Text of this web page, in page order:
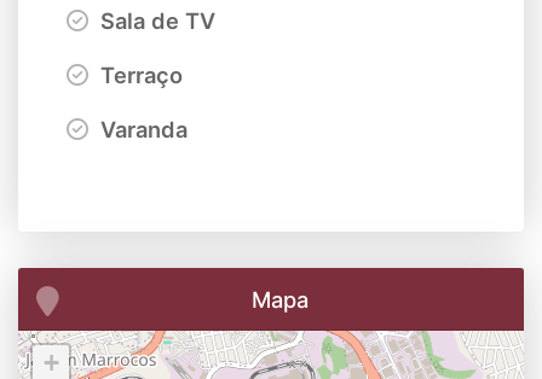
Sala de TV
Terraço
Varanda
Mapa
+